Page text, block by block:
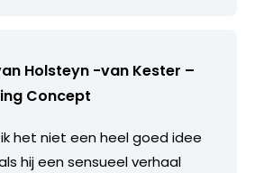
Holsteyn -van Kester –
Concept
het niet een heel goed idee
hij een sensueel verhaal